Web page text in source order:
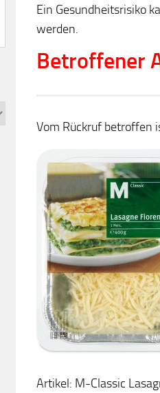
Ein Gesundheitsrisiko
werden.
Betroffener
Vom Rückruf betroffen
Artikel: M-Classic